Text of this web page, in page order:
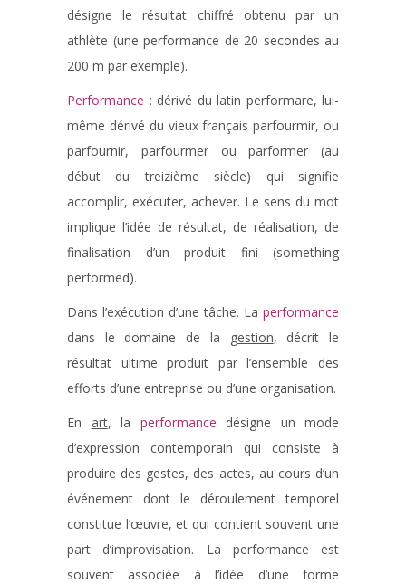
désigne le résultat chiffré obtenu par un
athlète (une performance de 20 secondes au
200 m par exemple).
Performance : dérivé du latin performare, lui-
même dérivé du vieux français parfourmir, ou
parfournir, parfourmer ou parformer (au
début du treizième siècle) qui signifie
accomplir, exécuter, achever. Le sens du mot
implique l’idée de résultat, de réalisation, de
finalisation d’un produit fini (something
performed).
Dans l’exécution d’une tâche. La performance
dans le domaine de la
gestion, décrit le
résultat ultime produit par l’ensemble des
efforts d’une entreprise ou d’une organisation.
En art, la performance désigne un mode
d’expression contemporain qui consiste à
produire des gestes, des actes, au cours d’un
événement dont le déroulement temporel
constitue l’œuvre, et qui contient souvent une
part d’improvisation. La performance est
souvent associée à l’idée d’une forme